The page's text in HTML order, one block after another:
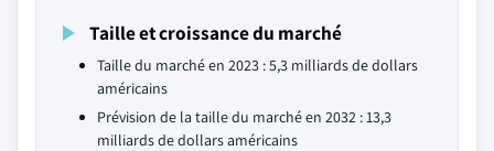
Taille et croissance du marché
Taille du marché en 2023 : 5,3 milliards de dollars
américains
Prévision de la taille du marché en 2032 : 13,3
milliards de dollars américains